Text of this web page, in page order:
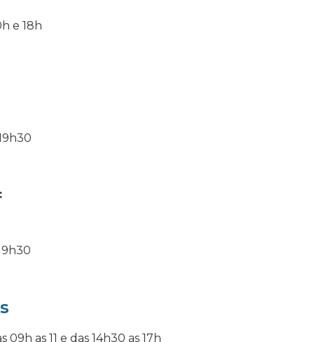
e 18h
as 11 e das 14h30 as 17h